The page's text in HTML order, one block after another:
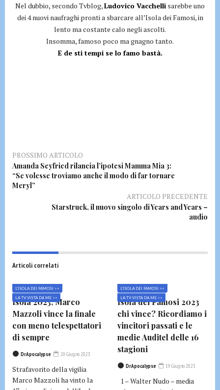
Nel dubbio, secondo Tvblog,Ludovico Vacchelli sarebbe uno
dei 4 nuovi naufraghi pronti a sbarcare all’Isola dei Famosi, in
lento ma costante calo negli ascolti.
Insomma, famoso poco ma gnagno tanto.
E de sti tempi se lo famo bastà.
PROSSIMO ARTICOLO
Amanda Seyfried rilancia l’ipotesi Mamma Mia 3:
“Se volesse troviamo anche il modo di far tornare
Meryl”
ARTICOLO PRECEDENTE
Starstruck, il nuovo singolo di Years and Years –
audio
Articoli correlati
L'ISOLA DEI FAMOSI >>
LA TV VISTA DA ME >>
Isola 2023, Marco
Mazzoli vince la finale
con meno telespettatori
di sempre
DrApocalypse 20 Giugno 2023
Strafavorito della vigilia
Marco Mazzoli ha vinto la
L'ISOLA DEI FAMOSI >>
LA TV VISTA DA ME >>
Isola dei Famosi 2023
chi vince? Ricordiamo i
vincitori passati e le
medie Auditel delle 16
stagioni
DrApocalypse 19 Giugno 2023
1 – Walter Nudo – media